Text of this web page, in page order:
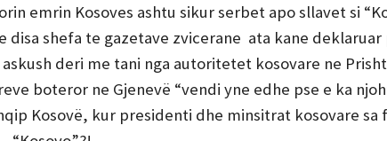
emrin Kosoves ashtu sikur serbet apo sllavet si
shefa te gazetave zvicerane ata kane
deri me tani nga autoritetet kosovare ne
boteror ne Gjenevë “vendi yne edhe pse e ka
Kosovë, kur presidenti dhe minsitrat kosovare sa